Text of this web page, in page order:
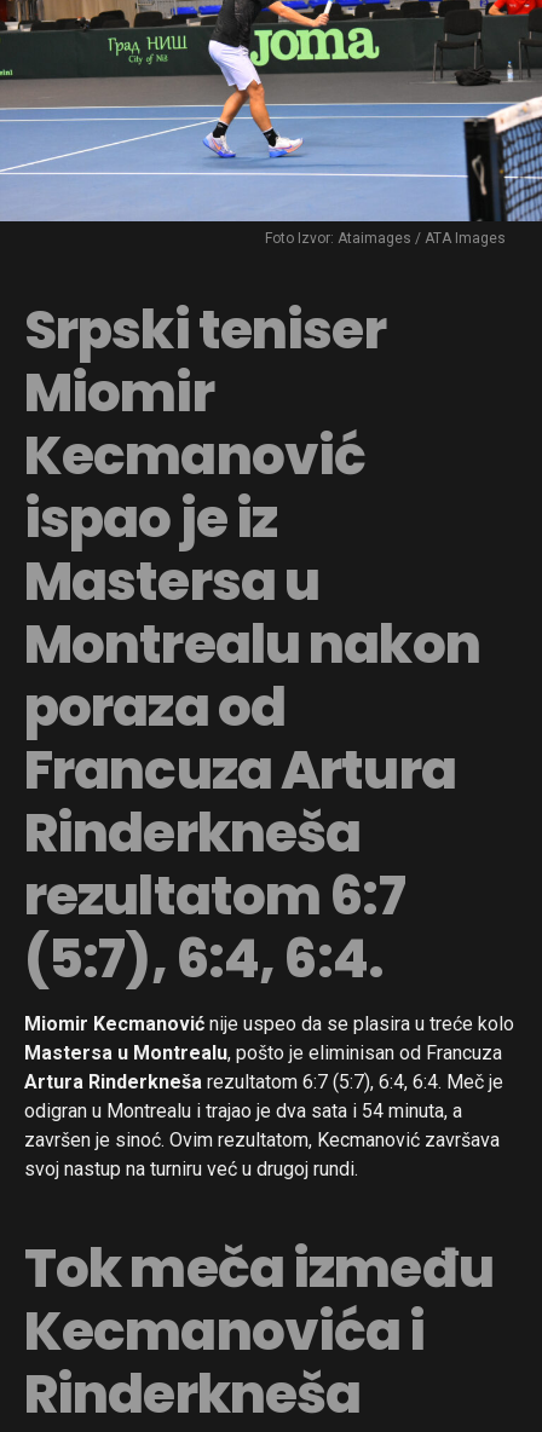
Foto Izvor: Ataimages / ATA Images
Srpski teniser
Miomir
Kecmanović
ispao je iz
Mastersa u
Montrealu nakon
poraza od
Francuza Artura
Rinderkneša
rezultatom 6:7
(5:7), 6:4, 6:4.
Miomir Kecmanović nije uspeo da se plasira u treće kolo
Mastersa u Montrealu, pošto je eliminisan od Francuza
Artura Rinderkneša rezultatom 6:7 (5:7), 6:4, 6:4. Meč je
odigran u Montrealu i trajao je dva sata i 54 minuta, a
završen je sinoć. Ovim rezultatom, Kecmanović završava
svoj nastup na turniru već u drugoj rundi.
Tok meča između
Kecmanovića i
Rinderkneša